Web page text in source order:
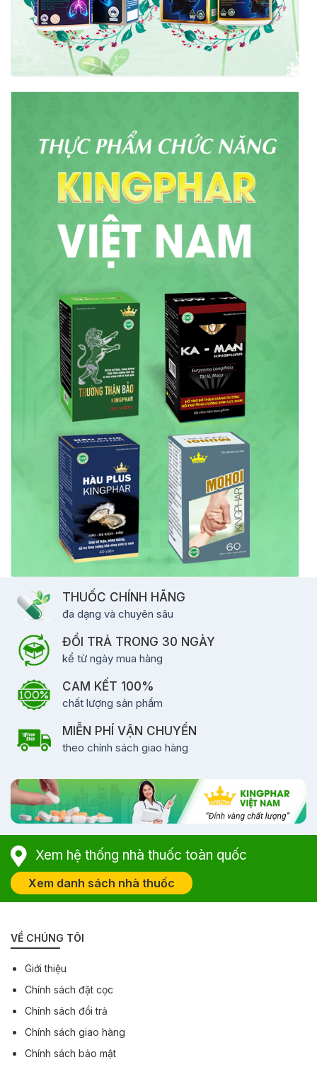
THUỐC CHÍNH HÃNG
đa dạng và chuyên sâu
ĐỔI TRẢ TRONG 30 NGÀY
kể từ ngày mua hàng
CAM KẾT 100%
chất lượng sản phẩm
MIỄN PHÍ VẬN CHUYỂN
theo chính sách giao hàng
Xem hệ thống nhà thuốc toàn quốc
Xem danh sách nhà thuốc
VỀ CHÚNG TÔI
Giới thiệu
Chính sách đặt cọc
Chính sách đổi trả
Chính sách giao hàng
Chính sách bảo mật